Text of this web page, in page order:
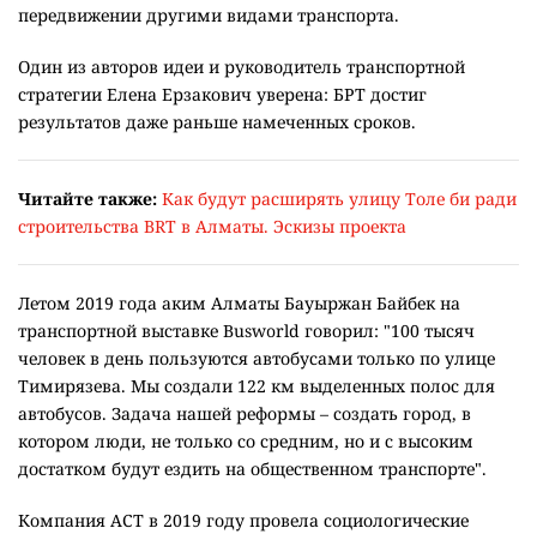
передвижении другими видами транспорта.
Один из авторов идеи и руководитель транспортной
стратегии Елена Ерзакович уверена: БРТ достиг
результатов даже раньше намеченных сроков.
Читайте также: Как будут расширять улицу Толе би ради
строительства BRT в Алматы. Эскизы проекта
Летом 2019 года аким Алматы Бауыржан Байбек на
транспортной выставке Busworld говорил: "100 тысяч
человек в день пользуются автобусами только по улице
Тимирязева. Мы создали 122 км выделенных полос для
автобусов. Задача нашей реформы – создать город, в
котором люди, не только со средним, но и с высоким
достатком будут ездить на общественном транспорте".
Компания АСТ в 2019 году провела социологические